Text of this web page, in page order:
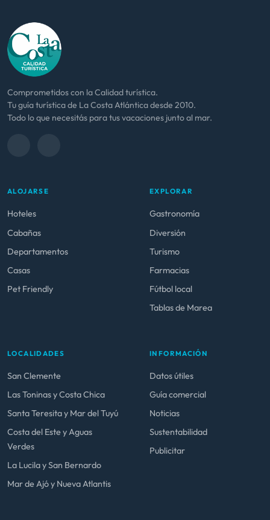
Comprometidos con la Calidad turística.
Tu guía turística de La Costa Atlántica desde 2010.
Todo lo que necesitás para tus vacaciones junto al mar.
ALOJARSE
Hoteles
Cabañas
Departamentos
Casas
Pet Friendly
EXPLORAR
Gastronomía
Diversión
Turismo
Farmacias
Fútbol local
Tablas de Marea
LOCALIDADES
San Clemente
Las Toninas y Costa Chica
Santa Teresita y Mar del Tuyú
Costa del Este y Aguas
Verdes
La Lucila y San Bernardo
Mar de Ajó y Nueva Atlantis
INFORMACIÓN
Datos útiles
Guía comercial
Noticias
Sustentabilidad
Publicitar